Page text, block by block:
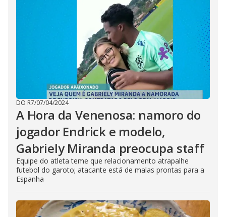
DO R7/07/04/2024
A Hora da Venenosa: namoro do
jogador Endrick e modelo,
Gabriely Miranda preocupa staff
Equipe do atleta teme que relacionamento atrapalhe
futebol do garoto; atacante está de malas prontas para a
Espanha